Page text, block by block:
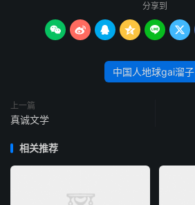
分享到
     
中国人地球gai溜子
上一篇
真诚文学
相关推荐